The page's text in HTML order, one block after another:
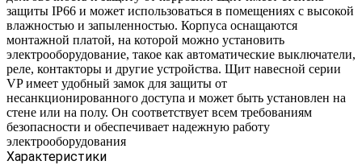
защиты IP66 и может использоваться в помещениях с высокой
влажностью и запыленностью. Корпуса оснащаются
монтажной платой, на которой можно установить
электрооборудование, такое как автоматические выключатели,
реле, контакторы и другие устройства. Щит навесной серии
VP имеет удобный замок для защиты от
несанкционированного доступа и может быть установлен на
стене или на полу. Он соответствует всем требованиям
безопасности и обеспечивает надежную работу
электрооборудования
Характеристики